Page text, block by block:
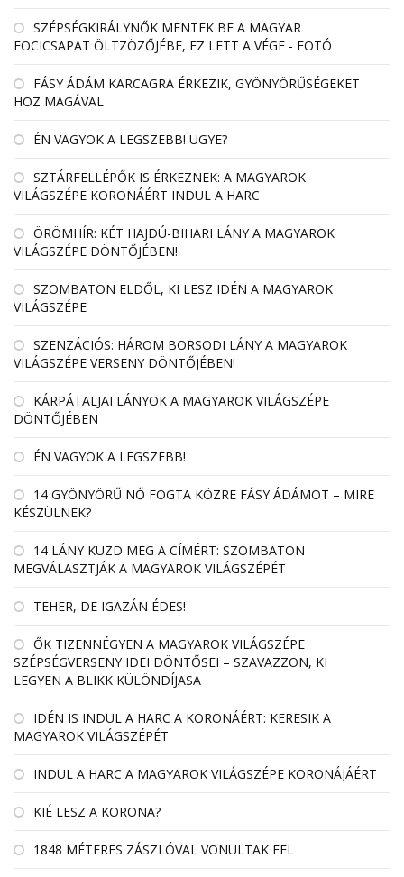
SZÉPSÉGKIRÁLYNŐK MENTEK BE A MAGYAR
FOCICSAPAT ÖLTZÖZŐJÉBE, EZ LETT A VÉGE - FOTÓ
FÁSY ÁDÁM KARCAGRA ÉRKEZIK, GYÖNYÖRŰSÉGEKET
HOZ MAGÁVAL
ÉN VAGYOK A LEGSZEBB! UGYE?
SZTÁRFELLÉPŐK IS ÉRKEZNEK: A MAGYAROK
VILÁGSZÉPE KORONÁÉRT INDUL A HARC
ÖRÖMHÍR: KÉT HAJDÚ-BIHARI LÁNY A MAGYAROK
VILÁGSZÉPE DÖNTŐJÉBEN!
SZOMBATON ELDŐL, KI LESZ IDÉN A MAGYAROK
VILÁGSZÉPE
SZENZÁCIÓS: HÁROM BORSODI LÁNY A MAGYAROK
VILÁGSZÉPE VERSENY DÖNTŐJÉBEN!
KÁRPÁTALJAI LÁNYOK A MAGYAROK VILÁGSZÉPE
DÖNTŐJÉBEN
ÉN VAGYOK A LEGSZEBB!
14 GYÖNYÖRŰ NŐ FOGTA KÖZRE FÁSY ÁDÁMOT – MIRE
KÉSZÜLNEK?
14 LÁNY KÜZD MEG A CÍMÉRT: SZOMBATON
MEGVÁLASZTJÁK A MAGYAROK VILÁGSZÉPÉT
TEHER, DE IGAZÁN ÉDES!
ŐK TIZENNÉGYEN A MAGYAROK VILÁGSZÉPE
SZÉPSÉGVERSENY IDEI DÖNTŐSEI – SZAVAZZON, KI
LEGYEN A BLIKK KÜLÖNDÍJASA
IDÉN IS INDUL A HARC A KORONÁÉRT: KERESIK A
MAGYAROK VILÁGSZÉPÉT
INDUL A HARC A MAGYAROK VILÁGSZÉPE KORONÁJÁÉRT
KIÉ LESZ A KORONA?
1848 MÉTERES ZÁSZLÓVAL VONULTAK FEL